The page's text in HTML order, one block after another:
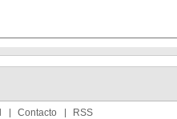
Contacto RSS